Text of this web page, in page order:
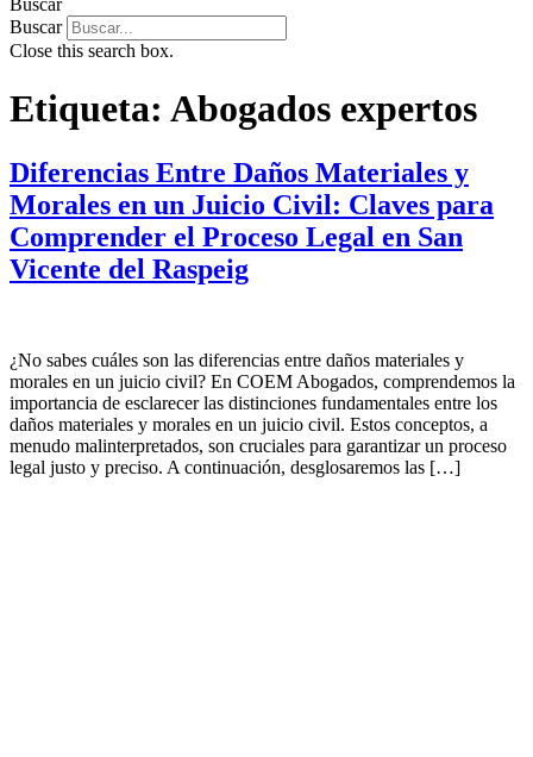
Buscar
Buscar
Close this search box.
Etiqueta: Abogados expertos
Diferencias Entre Daños Materiales y
Morales en un Juicio Civil: Claves para
Comprender el Proceso Legal en San
Vicente del Raspeig
¿No sabes cuáles son las diferencias entre daños materiales y
morales en un juicio civil? En COEM Abogados, comprendemos la
importancia de esclarecer las distinciones fundamentales entre los
daños materiales y morales en un juicio civil. Estos conceptos, a
menudo malinterpretados, son cruciales para garantizar un proceso
legal justo y preciso. A continuación, desglosaremos las […]